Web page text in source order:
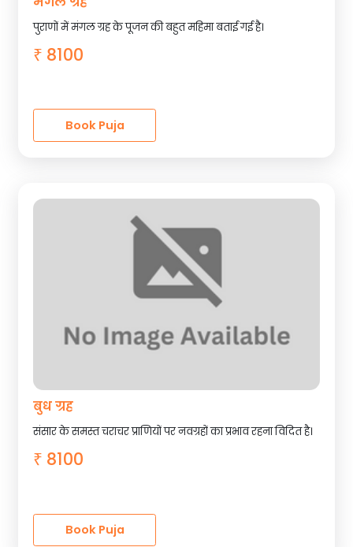
पुराणों में मंगल ग्रह के पूजन की बहुत महिमा बताई गई है।
₹ 8100
Book Puja
बुध ग्रह
संसार के समस्त चराचर प्राणियों पर नवग्रहों का प्रभाव रहना विदित है।
₹ 8100
Book Puja